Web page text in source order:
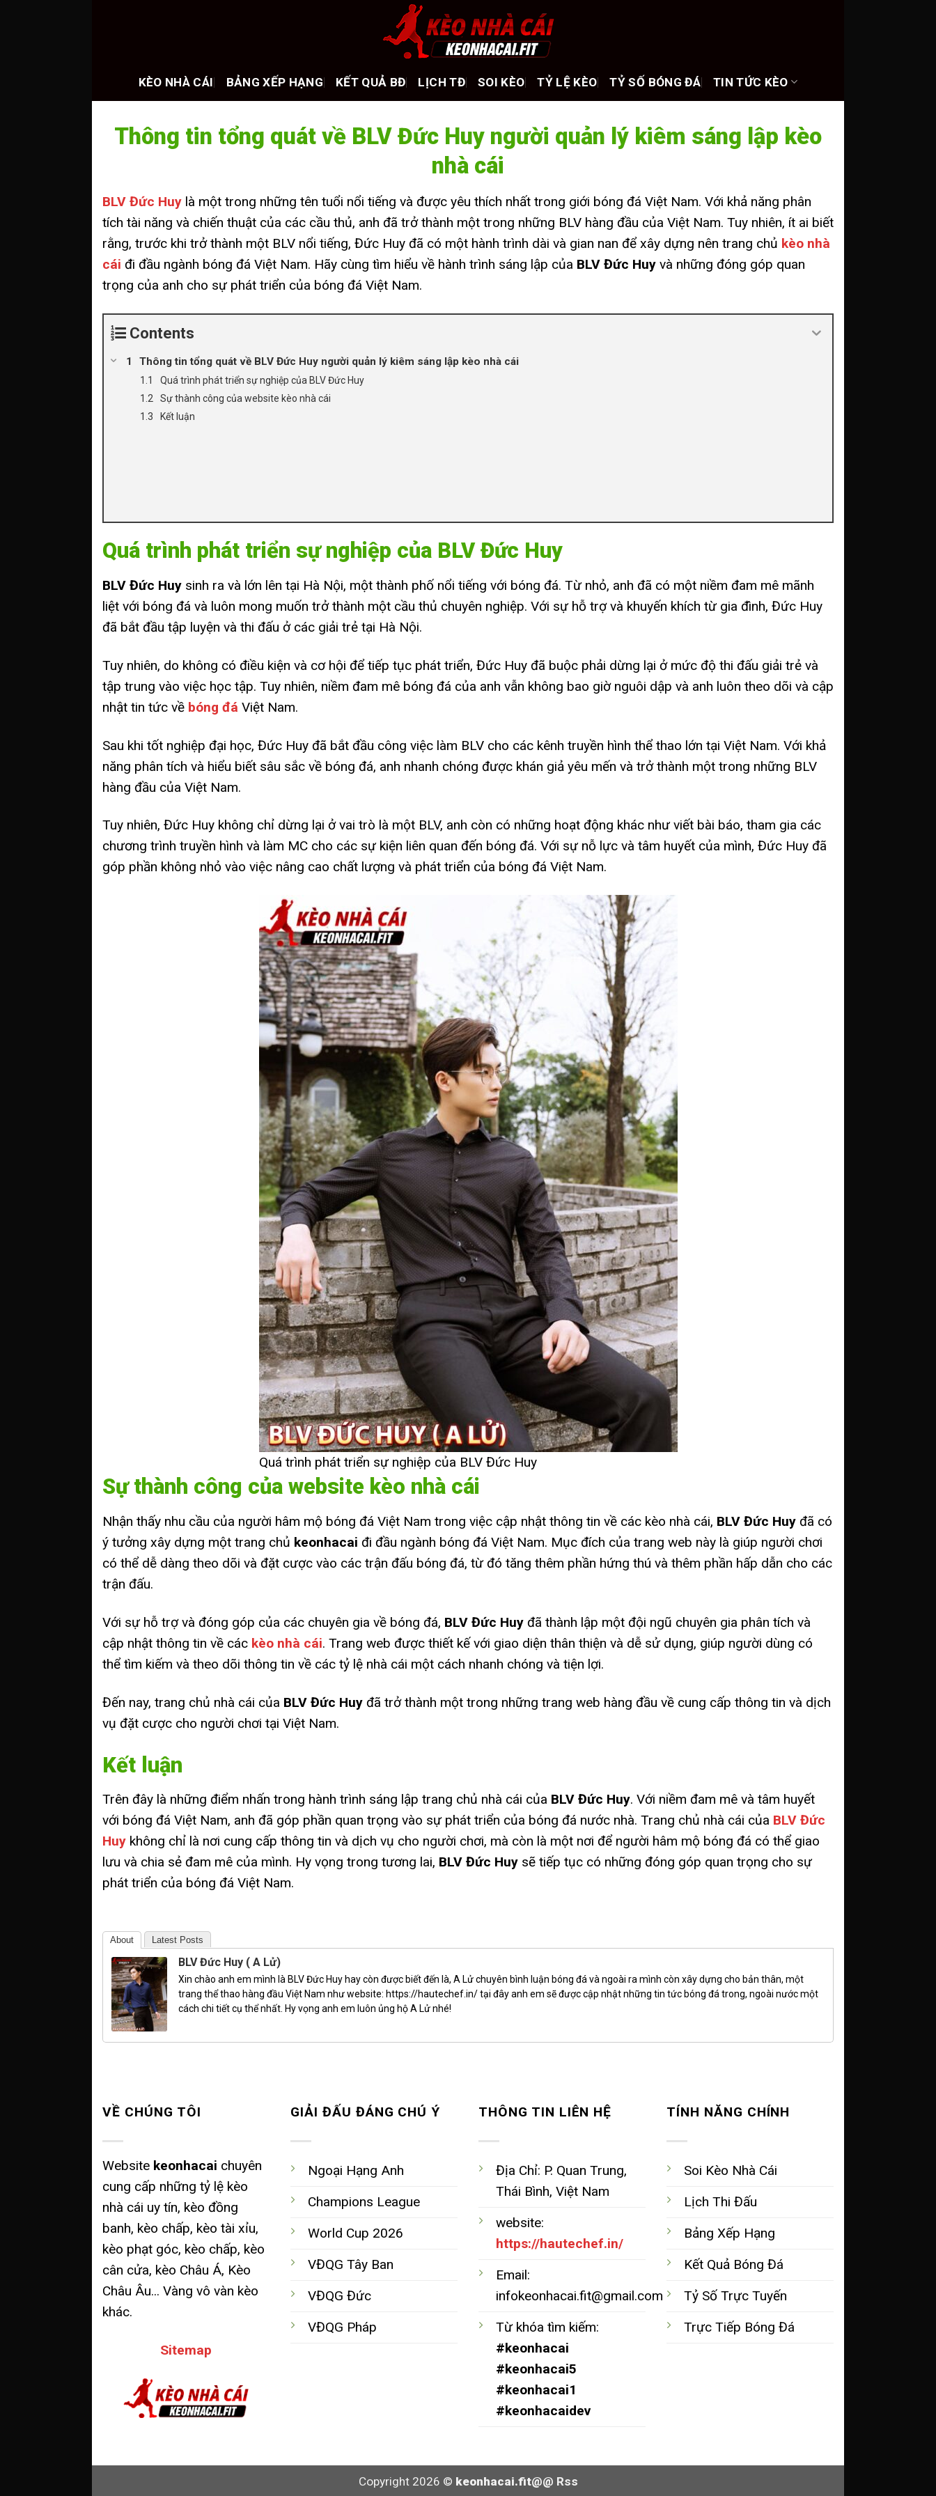
KÈO NHÀ CÁI BẢNG XẾP HẠNG KẾT QUẢ BĐ LỊCH TĐ SOI KÈO TỶ LỆ KÈO TỶ SỐ BÓNG ĐÁ TIN TỨC KÈO
Thông tin tổng quát về BLV Đức Huy người quản lý kiêm sáng lập kèo
nhà cái
BLV Đức Huy là một trong những tên tuổi nổi tiếng và được yêu thích nhất trong giới bóng đá Việt Nam. Với khả năng phân
tích tài năng và chiến thuật của các cầu thủ, anh đã trở thành một trong những BLV hàng đầu của Việt Nam. Tuy nhiên, ít ai biết
rằng, trước khi trở thành một BLV nổi tiếng, Đức Huy đã có một hành trình dài và gian nan để xây dựng nên trang chủ kèo nhà
cái đi đầu ngành bóng đá Việt Nam. Hãy cùng tìm hiểu về hành trình sáng lập của BLV Đức Huy và những đóng góp quan
trọng của anh cho sự phát triển của bóng đá Việt Nam.
Contents
Thông tin tổng quát về BLV Đức Huy người quản lý kiêm sáng lập kèo nhà cái
Quá trình phát triển sự nghiệp của BLV Đức Huy
Sự thành công của website kèo nhà cái
Kết luận
Quá trình phát triển sự nghiệp của BLV Đức Huy
BLV Đức Huy sinh ra và lớn lên tại Hà Nội, một thành phố nổi tiếng với bóng đá. Từ nhỏ, anh đã có một niềm đam mê mãnh
liệt với bóng đá và luôn mong muốn trở thành một cầu thủ chuyên nghiệp. Với sự hỗ trợ và khuyến khích từ gia đình, Đức Huy
đã bắt đầu tập luyện và thi đấu ở các giải trẻ tại Hà Nội.
Tuy nhiên, do không có điều kiện và cơ hội để tiếp tục phát triển, Đức Huy đã buộc phải dừng lại ở mức độ thi đấu giải trẻ và
tập trung vào việc học tập. Tuy nhiên, niềm đam mê bóng đá của anh vẫn không bao giờ nguôi dập và anh luôn theo dõi và cập
nhật tin tức về bóng đá Việt Nam.
Sau khi tốt nghiệp đại học, Đức Huy đã bắt đầu công việc làm BLV cho các kênh truyền hình thể thao lớn tại Việt Nam. Với khả
năng phân tích và hiểu biết sâu sắc về bóng đá, anh nhanh chóng được khán giả yêu mến và trở thành một trong những BLV
hàng đầu của Việt Nam.
Tuy nhiên, Đức Huy không chỉ dừng lại ở vai trò là một BLV, anh còn có những hoạt động khác như viết bài báo, tham gia các
chương trình truyền hình và làm MC cho các sự kiện liên quan đến bóng đá. Với sự nỗ lực và tâm huyết của mình, Đức Huy đã
góp phần không nhỏ vào việc nâng cao chất lượng và phát triển của bóng đá Việt Nam.
Quá trình phát triển sự nghiệp của BLV Đức Huy
Sự thành công của website kèo nhà cái
Nhận thấy nhu cầu của người hâm mộ bóng đá Việt Nam trong việc cập nhật thông tin về các kèo nhà cái, BLV Đức Huy đã có
ý tưởng xây dựng một trang chủ keonhacai đi đầu ngành bóng đá Việt Nam. Mục đích của trang web này là giúp người chơi
có thể dễ dàng theo dõi và đặt cược vào các trận đấu bóng đá, từ đó tăng thêm phần hứng thú và thêm phần hấp dẫn cho các
trận đấu.
Với sự hỗ trợ và đóng góp của các chuyên gia về bóng đá, BLV Đức Huy đã thành lập một đội ngũ chuyên gia phân tích và
cập nhật thông tin về các kèo nhà cái. Trang web được thiết kế với giao diện thân thiện và dễ sử dụng, giúp người dùng có
thể tìm kiếm và theo dõi thông tin về các tỷ lệ nhà cái một cách nhanh chóng và tiện lợi.
Đến nay, trang chủ nhà cái của BLV Đức Huy đã trở thành một trong những trang web hàng đầu về cung cấp thông tin và dịch
vụ đặt cược cho người chơi tại Việt Nam.
Kết luận
Trên đây là những điểm nhấn trong hành trình sáng lập trang chủ nhà cái của BLV Đức Huy. Với niềm đam mê và tâm huyết
với bóng đá Việt Nam, anh đã góp phần quan trọng vào sự phát triển của bóng đá nước nhà. Trang chủ nhà cái của BLV Đức
Huy không chỉ là nơi cung cấp thông tin và dịch vụ cho người chơi, mà còn là một nơi để người hâm mộ bóng đá có thể giao
lưu và chia sẻ đam mê của mình. Hy vọng trong tương lai, BLV Đức Huy sẽ tiếp tục có những đóng góp quan trọng cho sự
phát triển của bóng đá Việt Nam.
About Latest Posts
BLV Đức Huy ( A Lử)
Xin chào anh em mình là BLV Đức Huy hay còn được biết đến là, A Lử chuyên bình luận bóng đá và ngoài ra mình còn xây dựng cho bản thân, một
trang thể thao hàng đầu Việt Nam như website: https://hautechef.in/ tại đây anh em sẽ được cập nhật những tin tức bóng đá trong, ngoài nước một
cách chi tiết cụ thể nhất. Hy vọng anh em luôn ủng hộ A Lử nhé!
VỀ CHÚNG TÔI
Website keonhacai chuyên
cung cấp những tỷ lệ kèo
nhà cái uy tín, kèo đồng
banh, kèo chấp, kèo tài xỉu,
kèo phạt góc, kèo chấp, kèo
cân cửa, kèo Châu Á, Kèo
Châu Âu... Vàng vô vàn kèo
khác.
Sitemap
GIẢI ĐẤU ĐÁNG CHÚ Ý
Ngoại Hạng Anh
Champions League
World Cup 2026
VĐQG Tây Ban
VĐQG Đức
VĐQG Pháp
THÔNG TIN LIÊN HỆ
Địa Chỉ: P. Quan Trung,
Thái Bình, Việt Nam
website:
https://hautechef.in/
Email:
infokeonhacai.fit@gmail.com
Từ khóa tìm kiếm:
#keonhacai
#keonhacai5
#keonhacai1
#keonhacaidev
TÍNH NĂNG CHÍNH
Soi Kèo Nhà Cái
Lịch Thi Đấu
Bảng Xếp Hạng
Kết Quả Bóng Đá
Tỷ Số Trực Tuyến
Trực Tiếp Bóng Đá
Copyright 2026 © keonhacai.fit@@ Rss